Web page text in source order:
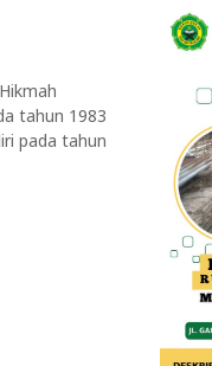
tahun 1983
pada tahun